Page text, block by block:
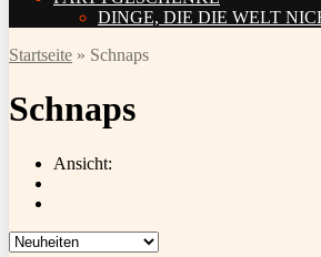
DINGE, DIE DIE WELT
Startseite » Schnaps
Schnaps
Ansicht: